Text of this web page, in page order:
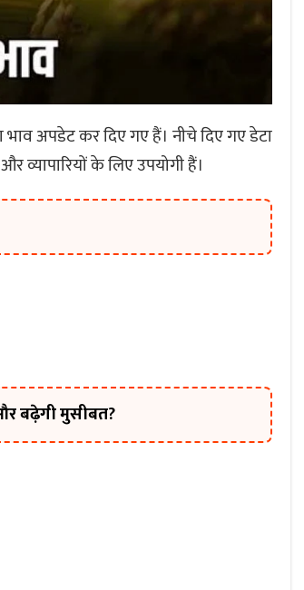
अपडेट कर दिए गए हैं। नीचे दिए गए डेटा
के लिए उपयोगी हैं।
बढ़ेगी मुसीबत?